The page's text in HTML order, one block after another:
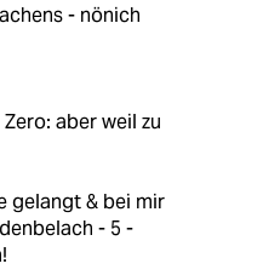
- nönich
Zero: aber weil zu
gelangt & bei mir
- 5 -